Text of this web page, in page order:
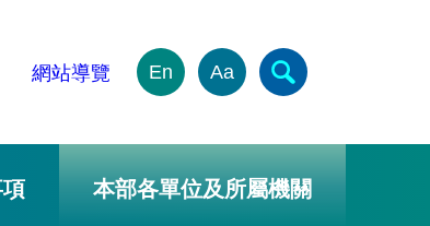
網站導覽 En Aa
本部各單位及所屬機關